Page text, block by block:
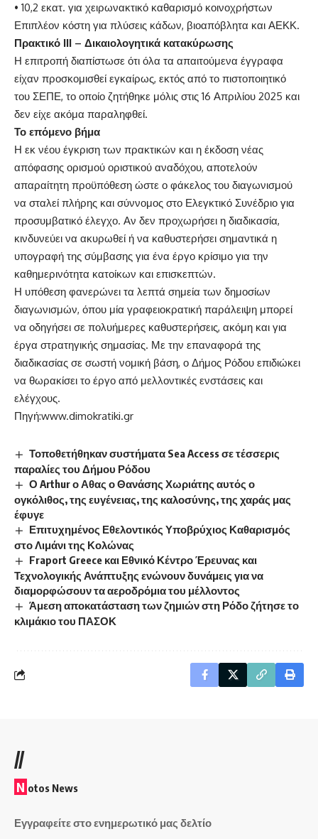
• 10,2 εκατ. για χειρωνακτικό καθαρισμό κοινοχρήστων
Επιπλέον κόστη για πλύσεις κάδων, βιοαπόβλητα και ΑΕΚΚ.
Πρακτικό ΙΙΙ – Δικαιολογητικά κατακύρωσης
Η επιτροπή διαπίστωσε ότι όλα τα απαιτούμενα έγγραφα
είχαν προσκομισθεί εγκαίρως, εκτός από το πιστοποιητικό
του ΣΕΠΕ, το οποίο ζητήθηκε μόλις στις 16 Απριλίου 2025 και
δεν είχε ακόμα παραληφθεί.
Το επόμενο βήμα
Η εκ νέου έγκριση των πρακτικών και η έκδοση νέας
απόφασης ορισμού οριστικού αναδόχου, αποτελούν
απαραίτητη προϋπόθεση ώστε ο φάκελος του διαγωνισμού
να σταλεί πλήρης και σύννομος στο Ελεγκτικό Συνέδριο για
προσυμβατικό έλεγχο. Αν δεν προχωρήσει η διαδικασία,
κινδυνεύει να ακυρωθεί ή να καθυστερήσει σημαντικά η
υπογραφή της σύμβασης για ένα έργο κρίσιμο για την
καθημερινότητα κατοίκων και επισκεπτών.
Η υπόθεση φανερώνει τα λεπτά σημεία των δημοσίων
διαγωνισμών, όπου μία γραφειοκρατική παράλειψη μπορεί
να οδηγήσει σε πολυήμερες καθυστερήσεις, ακόμη και για
έργα στρατηγικής σημασίας. Με την επαναφορά της
διαδικασίας σε σωστή νομική βάση, ο Δήμος Ρόδου επιδιώκει
να θωρακίσει το έργο από μελλοντικές ενστάσεις και
ελέγχους.
Πηγή:www.dimokratiki.gr
Τοποθετήθηκαν συστήματα Sea Access σε τέσσερις
παραλίες του Δήμου Ρόδου
Ο Arthur ο Αθας ο Θανάσης Χωριάτης αυτός ο
ογκόλιθος, της ευγένειας, της καλοσύνης, της χαράς μας
έφυγε
Επιτυχημένος Εθελοντικός Υποβρύχιος Καθαρισμός
στο Λιμάνι της Κολώνας
Fraport Greece και Εθνικό Κέντρο Έρευνας και
Τεχνολογικής Ανάπτυξης ενώνουν δυνάμεις για να
διαμορφώσουν τα αεροδρόμια του μέλλοντος
Άμεση αποκατάσταση των ζημιών στη Ρόδο ζήτησε το
κλιμάκιο του ΠΑΣΟΚ
//
N otos News
Εγγραφείτε στο ενημερωτικό μας δελτίο